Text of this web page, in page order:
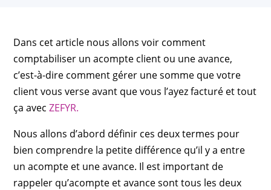
Dans cet article nous allons voir comment
comptabiliser un acompte client ou une avance,
c’est-à-dire comment gérer une somme que votre
client vous verse avant que vous l’ayez facturé et tout
ça avecZEFYR.
Nous allons d’abord définir ces deux termes pour
bien comprendre la petite différence qu’il y a entre
un acompte et une avance. Il est important de
rappeler qu’acompte et avance sont tous les deux